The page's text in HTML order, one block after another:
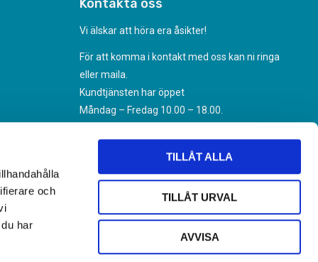
och
har
TILLÅT ALLA
TILLÅT URVAL
AVVISA
Kontakta oss
Vi älskar att höra era åsikter!
För att komma i kontakt med oss kan ni ringa
eller maila.
Kundtjänsten har öppet
Måndag – Fredag 10.00 – 18.00.
070-494 31 35
Kundtjanst@nikoteket.se